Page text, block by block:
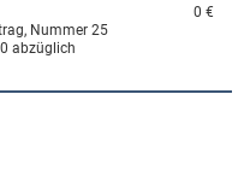
Nummer 25
abzüglich
0 €